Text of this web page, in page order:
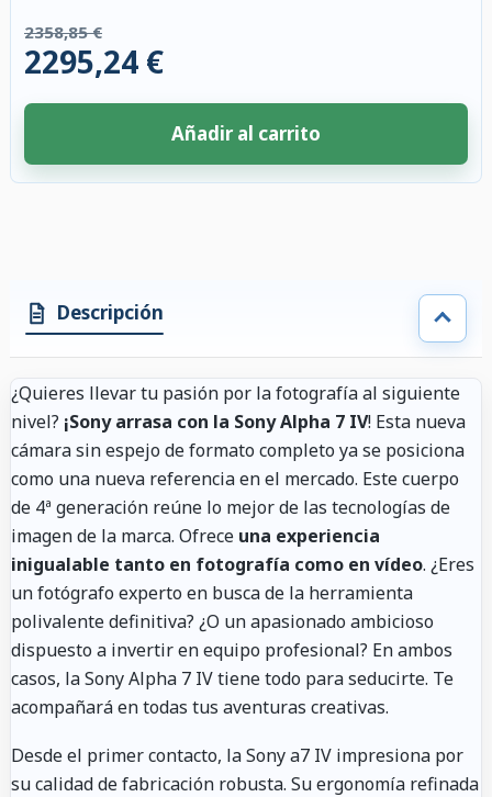
2358,85 €
2295,24 €
Añadir al carrito
Descripción
¿Quieres llevar tu pasión por la fotografía al siguiente
nivel? ¡Sony arrasa con la Sony Alpha 7 IV! Esta nueva
cámara sin espejo de formato completo ya se posiciona
como una nueva referencia en el mercado. Este cuerpo
de 4ª generación reúne lo mejor de las tecnologías de
imagen de la marca. Ofrece una experiencia
inigualable tanto en fotografía como en vídeo. ¿Eres
un fotógrafo experto en busca de la herramienta
polivalente definitiva? ¿O un apasionado ambicioso
dispuesto a invertir en equipo profesional? En ambos
casos, la Sony Alpha 7 IV tiene todo para seducirte. Te
acompañará en todas tus aventuras creativas.
Desde el primer contacto, la Sony a7 IV impresiona por
su calidad de fabricación robusta. Su ergonomía refinada